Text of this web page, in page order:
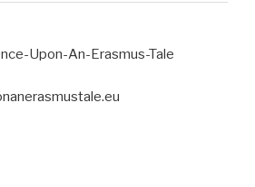
Upon-An-Erasmus-Tale